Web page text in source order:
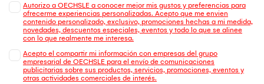
Autorizo a OECHSLE a conocer mejor mis gustos y preferencias para
ofrecerme experiencias personalizadas. Acepto que me envien
contenido personalizado, exclusivo, promociones hechas a mi medida,
novedades, descuentos especiales, eventos y todo lo que se alinee
con lo que realmente me interesa.
Acepto el compartir mi información con empresas del grupo
empresarial de OECHSLE para el envío de comunicaciones
publicitarias sobre sus productos, servicios, promociones, eventos y
otras actividades comerciales de interés.